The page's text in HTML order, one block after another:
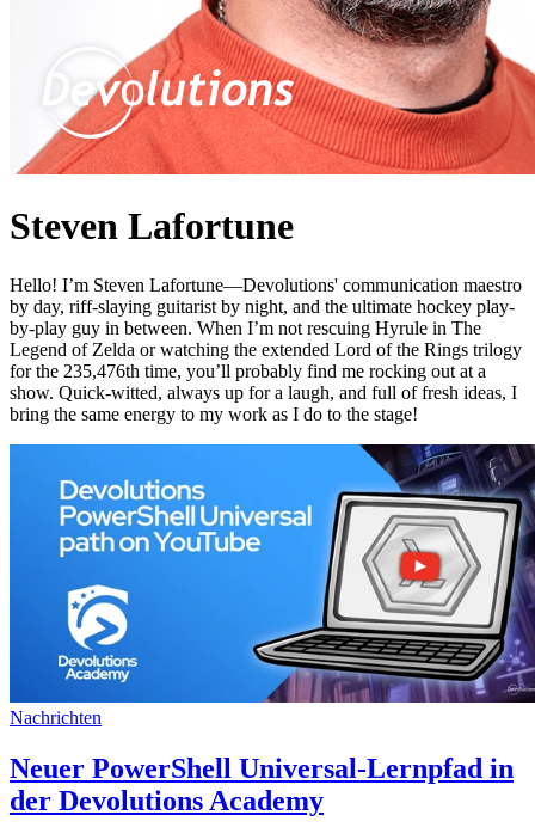
Steven Lafortune
Hello! I’m Steven Lafortune—Devolutions' communication maestro
by day, riff-slaying guitarist by night, and the ultimate hockey play-
by-play guy in between. When I’m not rescuing Hyrule in The
Legend of Zelda or watching the extended Lord of the Rings trilogy
for the 235,476th time, you’ll probably find me rocking out at a
show. Quick-witted, always up for a laugh, and full of fresh ideas, I
bring the same energy to my work as I do to the stage!
Nachrichten
Neuer PowerShell Universal-Lernpfad in
der Devolutions Academy